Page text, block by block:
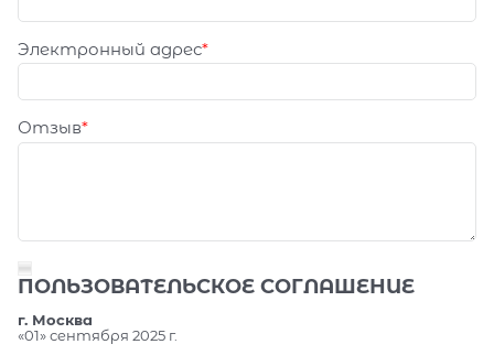
Электронный адрес
Отзыв
ПОЛЬЗОВАТЕЛЬСКОЕ СОГЛАШЕНИЕ
г. Москва
«01» сентября 2025 г.